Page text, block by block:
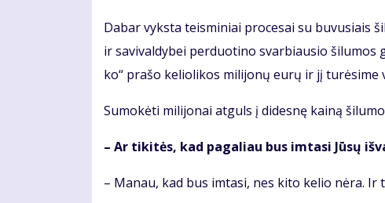
Da­bar vyks­ta teis­mi­niai pro­ce­sai su bu­vu­siais
ir sa­vi­val­dy­bei per­duo­ti­no svar­biau­sio
ko“ pra­šo ke­lio­li­kos mi­li­jo­nų eu­rų ir jį
Su­mo­kė­ti mi­li­jo­nai at­guls į di­des­nę kai­ną
– Ar ti­ki­tės, kad pa­ga­liau bus im­ta­si Jū­sų
– Ma­nau, kad bus im­ta­si, nes ki­to ke­lio nė­ra.